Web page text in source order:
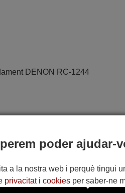
DENON RC-1244
poder ajudar-
a la nostra web i perquè tingui
privacitat i cookies per saber-ne